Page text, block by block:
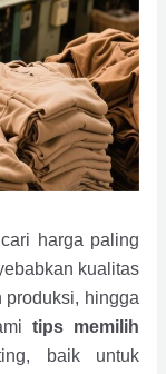
harga paling
kualitas
produksi, hingga
tips memilih
baik untuk